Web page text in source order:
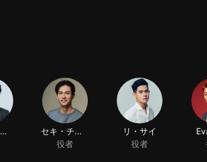
チョウ・エイカ
セキ・チデン
役者
リ・サイ
役者